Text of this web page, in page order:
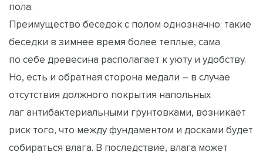
пола.
Преимущество беседок с полом однозначно: такие
беседки в зимнее время более теплые, сама
по себе древесина располагает к уюту и удобству.
Но, есть и обратная сторона медали – в случае
отсутствия должного покрытия напольных
лаг антибактериальными грунтовками, возникает
риск того, что между фундаментом и досками будет
собираться влага. В последствие, влага может